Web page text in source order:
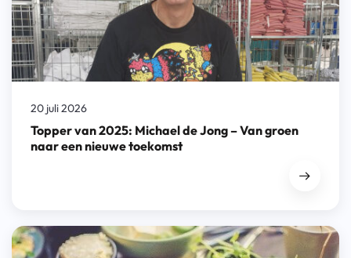
Topper van 2025: Michael de Jong – Van groen
naar een nieuwe toekomst
20 juli 2026